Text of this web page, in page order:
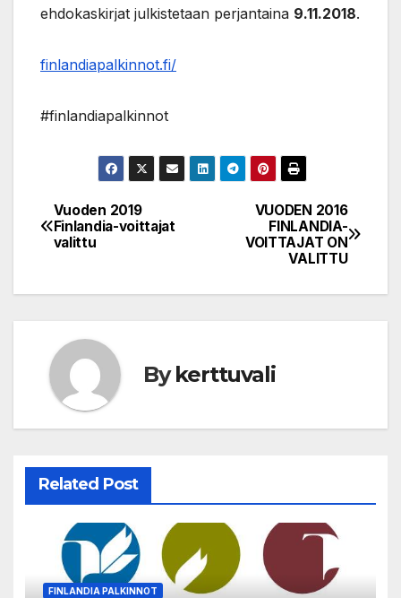
ehdokaskirjat julkistetaan perjantaina 9.11.­2018.
finlandiapalkinnot.fi/
#finlandiapalkinnot
Post
navigation
VUODEN 2016
FINLANDIA-
VOITTAJAT ON
VALITTU
Vuoden 2019
Finlandia-voittajat
valittu
Bykerttuvali
Related Post
FINLANDIA PALKINNOT